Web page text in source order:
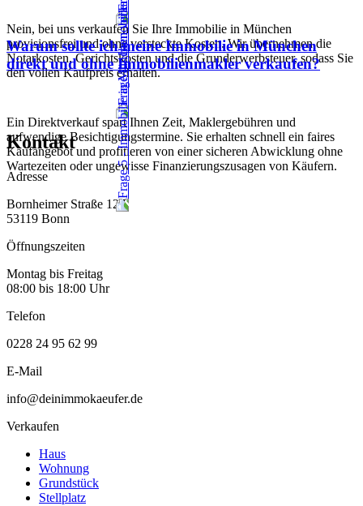
Nein, bei uns verkaufen Sie Ihre Immobilie in München
provisionsfrei und ohne versteckte Kosten. Wir übernehmen die
Notarkosten, Gerichtskosten und die Grunderwerbsteuer, sodass Sie
den vollen Kaufpreis erhalten.
Warum sollte ich meine Immobilie in München
direkt und ohne Immobilienmakler verkaufen?
Ein Direktverkauf spart Ihnen Zeit, Maklergebühren und
aufwendige Besichtigungstermine. Sie erhalten schnell ein faires
Kaufangebot und profitieren von einer sicheren Abwicklung ohne
Wartezeiten oder ungewisse Finanzierungszusagen von Käufern.
Kontakt
Adresse
Bornheimer Straße 127
53119 Bonn
Öffnungszeiten
Montag bis Freitag
08:00 bis 18:00 Uhr
Telefon
0228 24 95 62 99
E-Mail
info@deinimmokaeufer.de
Verkaufen
Haus
Wohnung
Grundstück
Stellplatz